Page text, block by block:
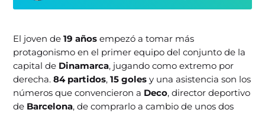
El joven de19 años empezó a tomar más
protagonismo en el primer equipo del conjunto de la
capital de Dinamarca, jugando como extremo por
derecha.84 partidos,15 goles y una asistencia son los
números que convencieron a Deco, director deportivo
de Barcelona, de comprarlo a cambio de unos dos